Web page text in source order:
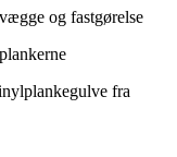
og fastgørelse
fra